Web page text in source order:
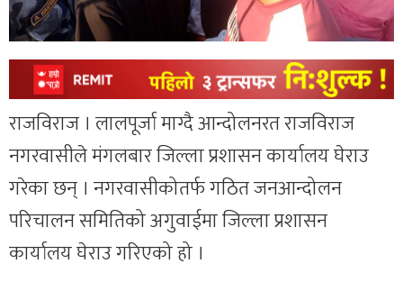
राजविराज । लालपूर्जा माग्दै आन्दोलनरत राजविराज
नगरवासीले मंगलबार जिल्ला प्रशासन कार्यालय घेराउ
गरेका छन् । नगरवासीकोतर्फ गठित जनआन्दोलन
परिचालन समितिको अगुवाईमा जिल्ला प्रशासन
कार्यालय घेराउ गरिएको हो ।